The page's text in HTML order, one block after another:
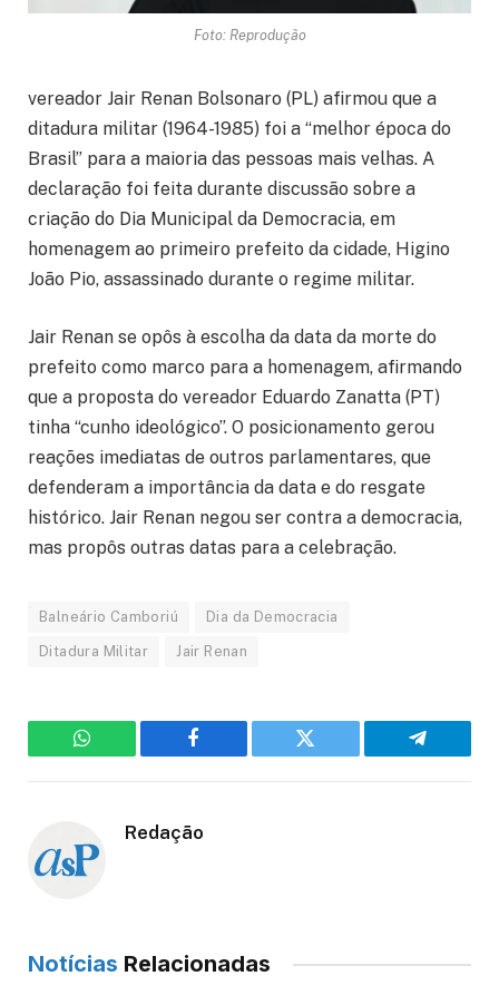
Foto: Reprodução
vereador Jair Renan Bolsonaro (PL) afirmou que a
ditadura militar (1964-1985) foi a “melhor época do
Brasil” para a maioria das pessoas mais velhas. A
declaração foi feita durante discussão sobre a
criação do Dia Municipal da Democracia, em
homenagem ao primeiro prefeito da cidade, Higino
João Pio, assassinado durante o regime militar.
Jair Renan se opôs à escolha da data da morte do
prefeito como marco para a homenagem, afirmando
que a proposta do vereador Eduardo Zanatta (PT)
tinha “cunho ideológico”. O posicionamento gerou
reações imediatas de outros parlamentares, que
defenderam a importância da data e do resgate
histórico. Jair Renan negou ser contra a democracia,
mas propôs outras datas para a celebração.
Balneário Camboriú Dia da Democracia
Ditadura Militar Jair Renan
WhatsApp Facebook Twitter Telegram
Redação
Notícias Relacionadas